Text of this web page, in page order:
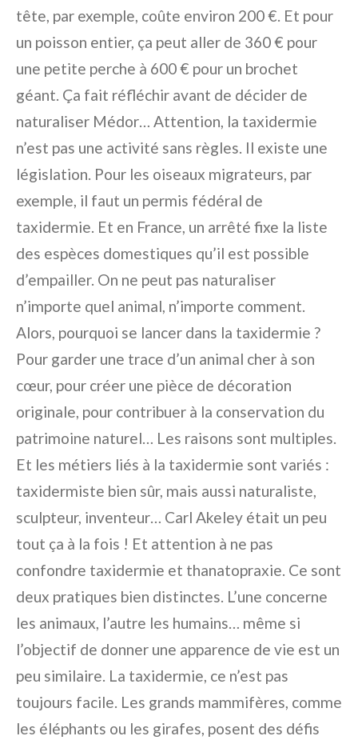
tête, par exemple, coûte environ 200 €. Et pour
un poisson entier, ça peut aller de 360 € pour
une petite perche à 600 € pour un brochet
géant. Ça fait réfléchir avant de décider de
naturaliser Médor… Attention, la taxidermie
n’est pas une activité sans règles. Il existe une
législation. Pour les oiseaux migrateurs, par
exemple, il faut un permis fédéral de
taxidermie. Et en France, un arrêté fixe la liste
des espèces domestiques qu’il est possible
d’empailler. On ne peut pas naturaliser
n’importe quel animal, n’importe comment.
Alors, pourquoi se lancer dans la taxidermie ?
Pour garder une trace d’un animal cher à son
cœur, pour créer une pièce de décoration
originale, pour contribuer à la conservation du
patrimoine naturel… Les raisons sont multiples.
Et les métiers liés à la taxidermie sont variés :
taxidermiste bien sûr, mais aussi naturaliste,
sculpteur, inventeur… Carl Akeley était un peu
tout ça à la fois ! Et attention à ne pas
confondre taxidermie et thanatopraxie. Ce sont
deux pratiques bien distinctes. L’une concerne
les animaux, l’autre les humains… même si
l’objectif de donner une apparence de vie est un
peu similaire. La taxidermie, ce n’est pas
toujours facile. Les grands mammifères, comme
les éléphants ou les girafes, posent des défis